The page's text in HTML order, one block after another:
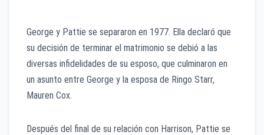
George y Pattie se separaron en 1977. Ella declaró que
su decisión de terminar el matrimonio se debió a las
diversas infidelidades de su esposo, que culminaron en
un asunto entre George y la esposa de Ringo Starr,
Mauren Cox.
Después del final de su relación con Harrison, Pattie se